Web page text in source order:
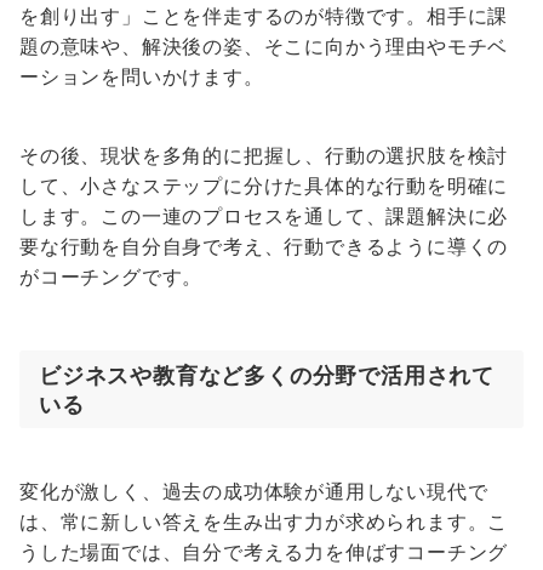
を創り出す」ことを伴走するのが特徴です。相手に課
題の意味や、解決後の姿、そこに向かう理由やモチベ
ーションを問いかけます。
その後、現状を多角的に把握し、行動の選択肢を検討
して、小さなステップに分けた具体的な行動を明確に
します。この一連のプロセスを通して、課題解決に必
要な行動を自分自身で考え、行動できるように導くの
がコーチングです。
ビジネスや教育など多くの分野で活用されて
いる
変化が激しく、過去の成功体験が通用しない現代で
は、常に新しい答えを生み出す力が求められます。こ
うした場面では、自分で考える力を伸ばすコーチング